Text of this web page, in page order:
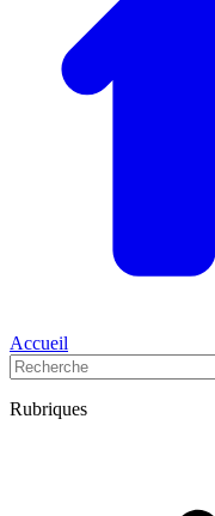
Accueil
Rubriques